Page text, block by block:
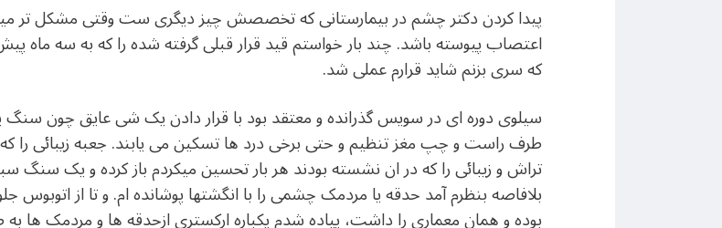
پیدا کردن دکتر چشم در بیمارستانی که تخصصش چیز دیگری ست وقتی مشکل تر
اعتصاب پیوسته باشد. چند بار خواستم قید قرار قبلی گرفته شده را که به سه ماه
که سری بزنم شاید قرارم عملی شد.
سیلوی دوره ای در سویس گذرانده و معتقد بود با قرار دادن یک شی عایق چون سنگ
طرف راست و چپ مغز تنظیم و حتی برخی درد ها تسکین می یابند. جعبه زیبائی را
تراش و زیبائی را که در ان نشسته بودند هر بار تحسین میکردم باز کرده و یک سنگ
بلافاصه بنظرم آمد حدقه یا مردمک چشمی را با انگشتها پوشانده ام. و تا از اتوبوس
بوده و همان معماری را داشت، پیاده شدم یکباره ارکستری ازحدقه ها و مردمک ها